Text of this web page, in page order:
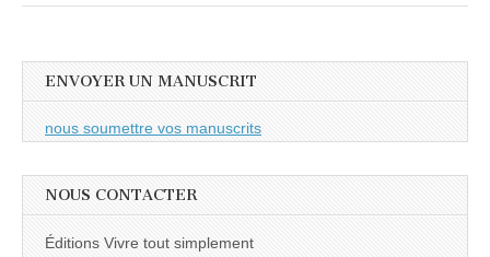
ENVOYER UN MANUSCRIT
nous soumettre vos manuscrits
NOUS CONTACTER
Éditions Vivre tout simplement